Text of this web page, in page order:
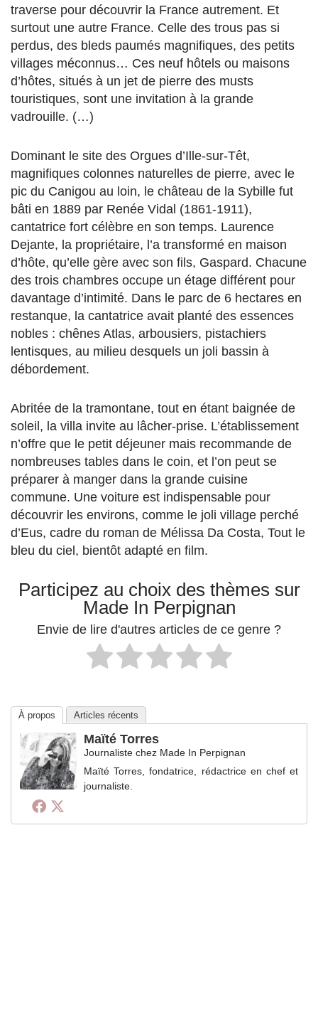
traverse pour découvrir la France autrement. Et
surtout une autre France. Celle des trous pas si
perdus, des bleds paumés magnifiques, des petits
villages méconnus… Ces neuf hôtels ou maisons
d’hôtes, situés à un jet de pierre des musts
touristiques, sont une invitation à la grande
vadrouille. (…)
Dominant le site des Orgues d’Ille-sur-Têt,
magnifiques colonnes naturelles de pierre, avec le
pic du Canigou au loin, le château de la Sybille fut
bâti en 1889 par Renée Vidal (1861-1911),
cantatrice fort célèbre en son temps. Laurence
Dejante, la propriétaire, l’a transformé en maison
d’hôte, qu’elle gère avec son fils, Gaspard. Chacune
des trois chambres occupe un étage différent pour
davantage d’intimité. Dans le parc de 6 hectares en
restanque, la cantatrice avait planté des essences
nobles : chênes Atlas, arbousiers, pistachiers
lentisques, au milieu desquels un joli bassin à
débordement.
Abritée de la tramontane, tout en étant baignée de
soleil, la villa invite au lâcher-prise. L’établissement
n’offre que le petit déjeuner mais recommande de
nombreuses tables dans le coin, et l’on peut se
préparer à manger dans la grande cuisine
commune. Une voiture est indispensable pour
découvrir les environs, comme le joli village perché
d’Eus, cadre du roman de Mélissa Da Costa, Tout le
bleu du ciel, bientôt adapté en film.
Participez au choix des thèmes sur
Made In Perpignan
Envie de lire d'autres articles de ce genre ?
À propos Articles récents
Maïté Torres
Journaliste chez Made In Perpignan
Maïté Torres, fondatrice, rédactrice en chef et
journaliste.